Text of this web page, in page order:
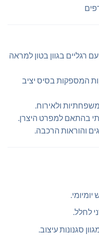
עם רגליים בגוון בטון למראה
המספקות בסיס יציב
ולאירוח.
בהתאם למפרט היצרן.
והוראות הרכבה.
לחלל.
סגנונות עיצוב.